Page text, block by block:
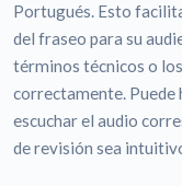
Portugués. Esto
del fraseo para su
términos técnicos o
correctamente. Puede
escuchar el audio
de revisión sea